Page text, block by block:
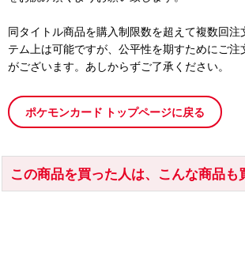
同タイトル商品を購入制限数を超えて複数回注
テム上は可能ですが、公平性を期すためにご注
がございます。あしからずご了承ください。
ポケモンカード トップページに戻る
この商品を買った人は、こんな商品も